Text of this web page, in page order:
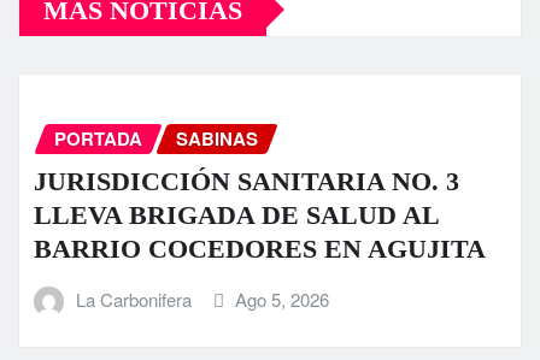
MÁS NOTICIAS
PORTADA SABINAS
JURISDICCIÓN SANITARIA NO. 3
LLEVA BRIGADA DE SALUD AL
BARRIO COCEDORES EN AGUJITA
La Carbonifera Ago 5, 2026